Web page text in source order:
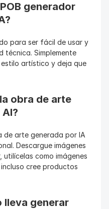
generador
para ser fácil de usar y
técnica. Simplemente
artístico y deja que
obra de arte
de arte generada por IA
Descargue imágenes
como imágenes
cree productos
lleva generar